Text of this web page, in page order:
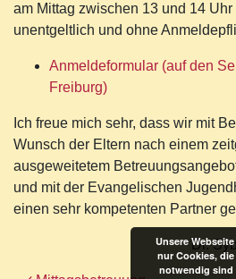
am Mittag zwischen 13 und 14 Uhr
unentgeltlich und ohne
Anmeldeformular (auf den
Freiburg)
Ich freue mich sehr, dass wir mit
Wunsch der Eltern nach einem
ausgeweitetem
und mit der Evangelischen
einen sehr kompetenten Partner
Dr.
Unsere
nur Cookies,
notwendig sind